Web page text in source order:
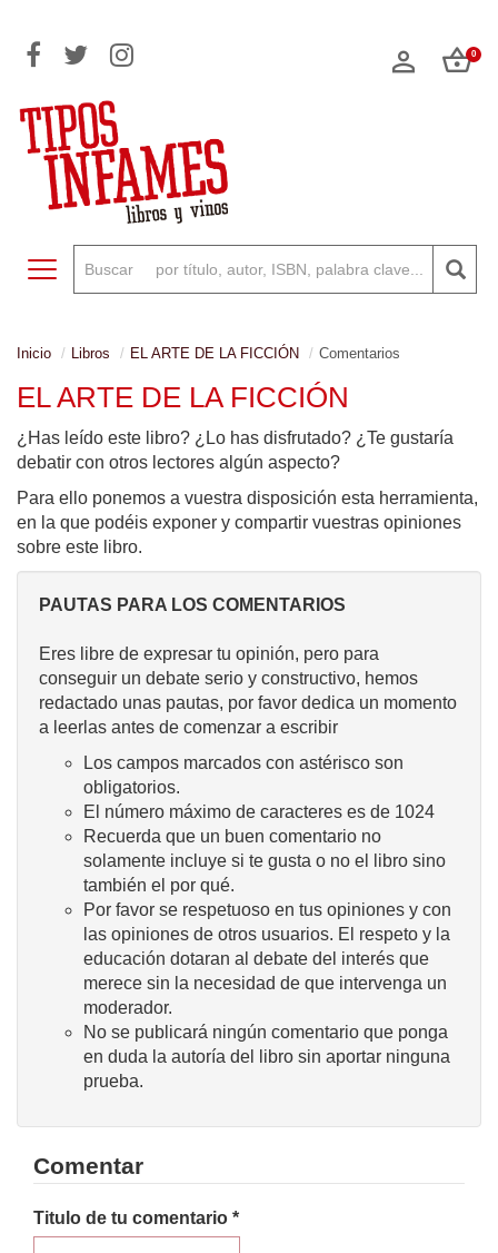
0
Toggle navigation
Inicio Libros EL ARTE DE LA FICCIÓN Comentarios
EL ARTE DE LA FICCIÓN
¿Has leído este libro? ¿Lo has disfrutado? ¿Te gustaría
debatir con otros lectores algún aspecto?
Para ello ponemos a vuestra disposición esta herramienta,
en la que podéis exponer y compartir vuestras opiniones
sobre este libro.
PAUTAS PARA LOS COMENTARIOS
Eres libre de expresar tu opinión, pero para
conseguir un debate serio y constructivo, hemos
redactado unas pautas, por favor dedica un momento
a leerlas antes de comenzar a escribir
Los campos marcados con astérisco son
obligatorios.
El número máximo de caracteres es de 1024
Recuerda que un buen comentario no
solamente incluye si te gusta o no el libro sino
también el por qué.
Por favor se respetuoso en tus opiniones y con
las opiniones de otros usuarios. El respeto y la
educación dotaran al debate del interés que
merece sin la necesidad de que intervenga un
moderador.
No se publicará ningún comentario que ponga
en duda la autoría del libro sin aportar ninguna
prueba.
Comentar
Titulo de tu comentario *